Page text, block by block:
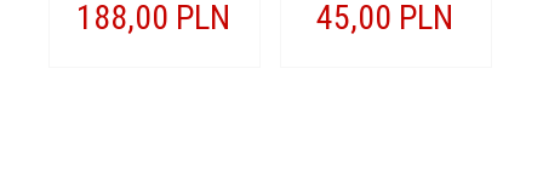
188,00 PLN 45,00 PLN